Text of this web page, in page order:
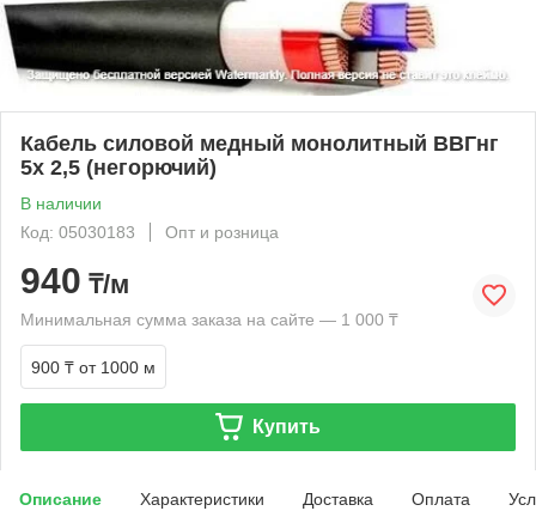
Кабель силовой медный монолитный ВВГнг
5х 2,5 (негорючий)
В наличии
Код: 05030183
Опт и розница
940 ₸/м
Минимальная сумма заказа на сайте — 1 000 ₸
900 ₸ от 1000 м
Купить
Описание Характеристики Доставка Оплата